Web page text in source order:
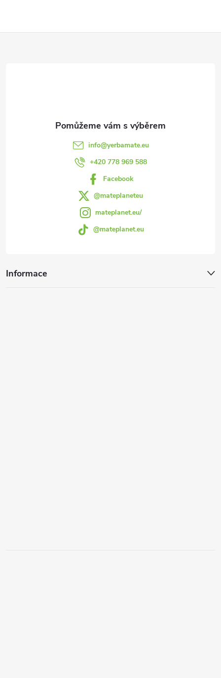
info@yerbamate.eu
+420 778 969 588
Facebook
@mateplaneteu
mateplanet.eu/
@mateplanet.eu
Informace